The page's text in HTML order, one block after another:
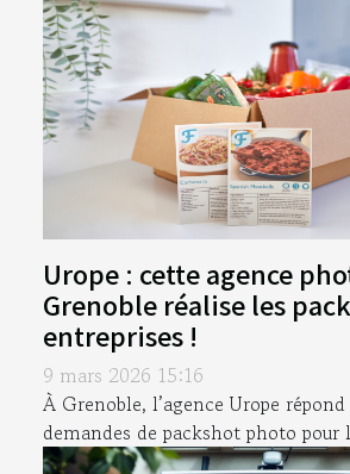
Urope : cette agence
Grenoble réalise les
entreprises !
9 mars 2026 15:16
À Grenoble, l’agence Urope
demandes de packshot photo pour